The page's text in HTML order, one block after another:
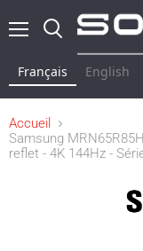
Français English
Accueil
Samsung
reflet - 4K 144Hz -